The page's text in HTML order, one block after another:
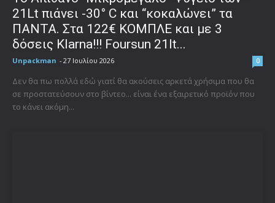
21Lt πιάνει -30° C και “κοκαλώνει” τα
ΠΑΝΤΑ. Στα 122€ ΚΟΜΠΛΕ και με 3
δόσεις Klarna!!! Foursun 21lt...
Unpackman - 27 Ιουλίου 2026 0
Δεν θα πω πολλά εδώ γιατί θα ακούσεις αρκετά χρήσιμα που θα
σε προστατεύσουν στο βίντεο... είναι ένα εξαιρετικό προϊόν που
το κάνει ακόμη...